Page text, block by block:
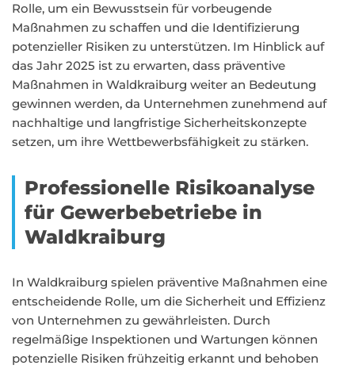
Rolle, um ein Bewusstsein für vorbeugende
Maßnahmen zu schaffen und die Identifizierung
potenzieller Risiken zu unterstützen. Im Hinblick auf
das Jahr 2025 ist zu erwarten, dass präventive
Maßnahmen in Waldkraiburg weiter an Bedeutung
gewinnen werden, da Unternehmen zunehmend auf
nachhaltige und langfristige Sicherheitskonzepte
setzen, um ihre Wettbewerbsfähigkeit zu stärken.
Professionelle Risikoanalyse
für Gewerbebetriebe in
Waldkraiburg
In Waldkraiburg spielen präventive Maßnahmen eine
entscheidende Rolle, um die Sicherheit und Effizienz
von Unternehmen zu gewährleisten. Durch
regelmäßige Inspektionen und Wartungen können
potenzielle Risiken frühzeitig erkannt und behoben